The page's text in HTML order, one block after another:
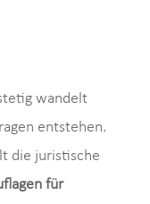
wandelt
entstehen.
die juristische
für